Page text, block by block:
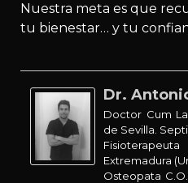
Nuestra meta es que
tu bienestar… y tu
Dr.
Doctor Cum
de Sevilla.
Extremadura
Osteopata